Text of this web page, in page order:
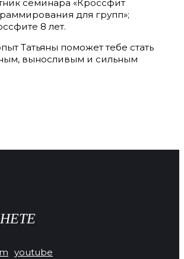
семинара «Кроссфит
для групп»;
8 лет.
Татьяны поможет тебе стать
выносливым и сильным
youtube